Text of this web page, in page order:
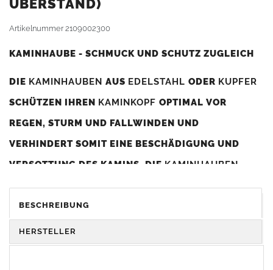
BERSTAND)
Artikelnummer2109002300
KAMINHAUBE - SCHMUCK UND SCHUTZ ZUGLEICH
DIE KAMINHAUBEN AUS EDELSTAHL ODER KUPFER
SCHÜTZEN IHREN KAMINKOPF OPTIMAL VOR
REGEN, STURM UND FALLWINDEN UND
VERHINDERT SOMIT EINE BESCHÄDIGUNG UND
VERSOTTUNG DES KAMINS. DIE KAMINHAUBEN
DIENEN GLEICHZEITIG ALS GESTALTERISCHES
ELEMENT ZUR VERSCHÖNERUNG DES BAUWERKS.
BESCHREIBUNG
HERSTELLER